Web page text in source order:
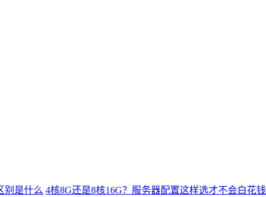
别是什么 4核8G还是8核16G？服务器配置这样选才不会白花钱